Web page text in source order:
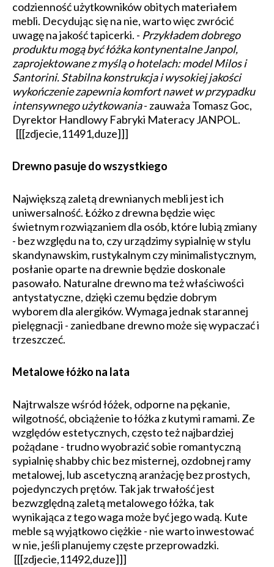
codzienność użytkowników obitych materiałem
mebli. Decydując się na nie, warto więc zwrócić
uwagę na jakość tapicerki. - Przykładem dobrego
produktu mogą być łóżka kontynentalne Janpol,
zaprojektowane z myślą o hotelach: model Milos i
Santorini. Stabilna konstrukcja i wysokiej jakości
wykończenie zapewnia komfort nawet w przypadku
intensywnego użytkowania- zauważa Tomasz Goc,
Dyrektor Handlowy Fabryki Materacy JANPOL.
[[[zdjecie,11491,duze]]]
Drewno pasuje do wszystkiego
Największą zaletą drewnianych mebli jest ich
uniwersalność. Łóżko z drewna będzie więc
świetnym rozwiązaniem dla osób, które lubią zmiany
- bez względu na to, czy urządzimy sypialnię w stylu
skandynawskim, rustykalnym czy minimalistycznym,
posłanie oparte na drewnie będzie doskonale
pasowało. Naturalne drewno ma też właściwości
antystatyczne, dzięki czemu będzie dobrym
wyborem dla alergików. Wymaga jednak starannej
pielęgnacji - zaniedbane drewno może się wypaczać i
trzeszczeć.
Metalowe łóżko na lata
Najtrwalsze wśród łóżek, odporne na pękanie,
wilgotność, obciążenie to łóżka z kutymi ramami. Ze
względów estetycznych, często też najbardziej
pożądane - trudno wyobrazić sobie romantyczną
sypialnię shabby chic bez misternej, ozdobnej ramy
metalowej, lub ascetyczną aranżację bez prostych,
pojedynczych prętów. Tak jak trwałość jest
bezwzględną zaletą metalowego łóżka, tak
wynikająca z tego waga może być jego wadą. Kute
meble są wyjątkowo ciężkie - nie warto inwestować
w nie, jeśli planujemy częste przeprowadzki.
[[[zdjecie,11492,duze]]]